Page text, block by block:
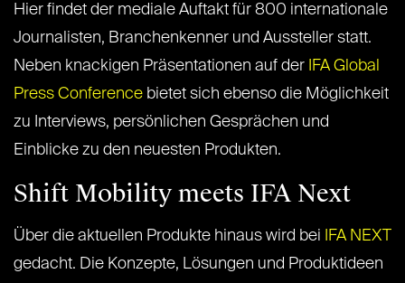
Hier findet der mediale Auftakt für 800 internationale
Journalisten, Branchenkenner und Aussteller statt.
Neben knackigen Präsentationen auf der IFA Global
Press Conference bietet sich ebenso die Möglichkeit
zu Interviews, persönlichen Gesprächen und
Einblicke zu den neuesten Produkten.
Shift Mobility meets IFA Next
Über die aktuellen Produkte hinaus wird bei
IFA NEXT
gedacht. Die Konzepte, Lösungen und Produktideen